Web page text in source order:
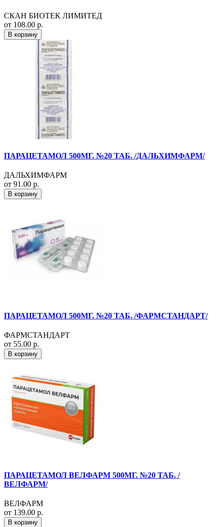
СКАН БИОТЕК ЛИМИТЕД
от 108.00 р.
В корзину
ПАРАЦЕТАМОЛ 500МГ. №20 ТАБ. /ДАЛЬХИМФАРМ/
ДАЛЬХИМФАРМ
от 91.00 р.
В корзину
ПАРАЦЕТАМОЛ 500МГ. №20 ТАБ. /ФАРМСТАНДАРТ/
ФАРМСТАНДАРТ
от 55.00 р.
В корзину
ПАРАЦЕТАМОЛ ВЕЛФАРМ 500МГ. №20 ТАБ. /
ВЕЛФАРМ/
ВЕЛФАРМ
от 139.00 р.
В корзину